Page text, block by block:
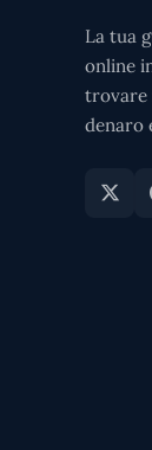
La tua
online
trovare
denaro